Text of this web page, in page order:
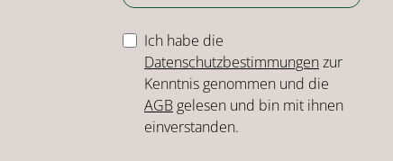
Ich habe die
Datenschutzbestimmungenzur
Kenntnis genommen und die
AGB gelesen und bin mit ihnen
einverstanden.